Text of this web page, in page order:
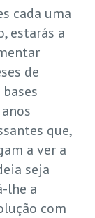
cada uma
estarás a
de
que,
a ver a
seja
lhe a
com